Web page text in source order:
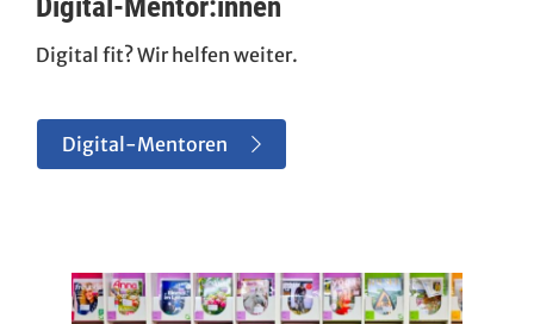
Digital fit? Wir helfen weiter.
Digital-Mentoren